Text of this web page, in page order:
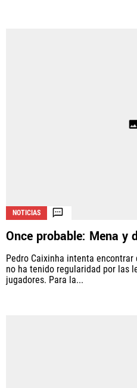
NOTICIAS
Once probable: Mena y
Pedro Caixinha intenta
no ha tenido regularidad por las
jugadores. Para la...